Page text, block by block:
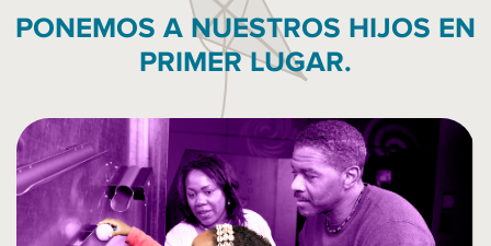
PONEMOS A NUESTROS HIJOS EN
PRIMER LUGAR.